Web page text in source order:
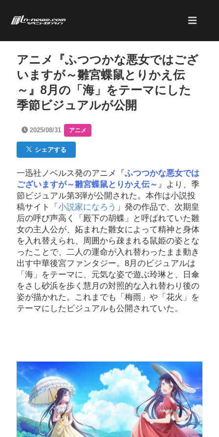
アニメ『ふつつかな悪女ではござ
いますが～雛宮蝶鼠とりかえ伝
～』8月の「海」をテーマにした
季節ビジュアルが公開
2025/08/31 アニメ
シェアする
一迅社ノベルス発のアニメ『 ふつつかな悪女では
ございますが～雛宮蝶鼠とりかえ伝～ 』より、季
節ビジュアル第3弾が公開された。本作は小説投
稿サイト「 小説家になろう 」発の作品で、次期皇
后の呼び声高く「殿下の胡蝶」と呼ばれていた雛
女の主人公が、妬まれた雛女によって精神と身体
を入れ替えられ、周囲から疎まれる鼠姫の姿とな
ったことで、二人の運命が入れ替わったまま動き
出す中華後宮ファンタジー。8月のビジュアルは
「海」をテーマに、元気な姿で遊ぶ玲琳と、日傘
をさし砂浜を歩く慧月の対照的な入れ替わり後の
姿が描かれた。これまでも「梅雨」や「花火」を
テーマにしたビジュアルも公開されていた。